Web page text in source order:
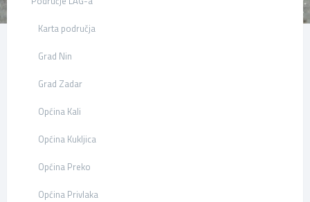
Karta područja
Grad Nin
Grad Zadar
Općina Kali
Općina Kukljica
Općina Preko
Općina Privlaka